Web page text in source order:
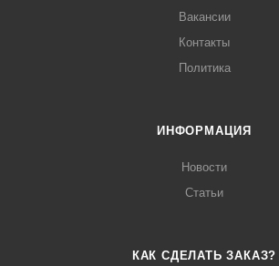
Вакансии
Контакты
Политика
ИНФОРМАЦИЯ
Новости
Статьи
КАК СДЕЛАТЬ ЗАКАЗ?